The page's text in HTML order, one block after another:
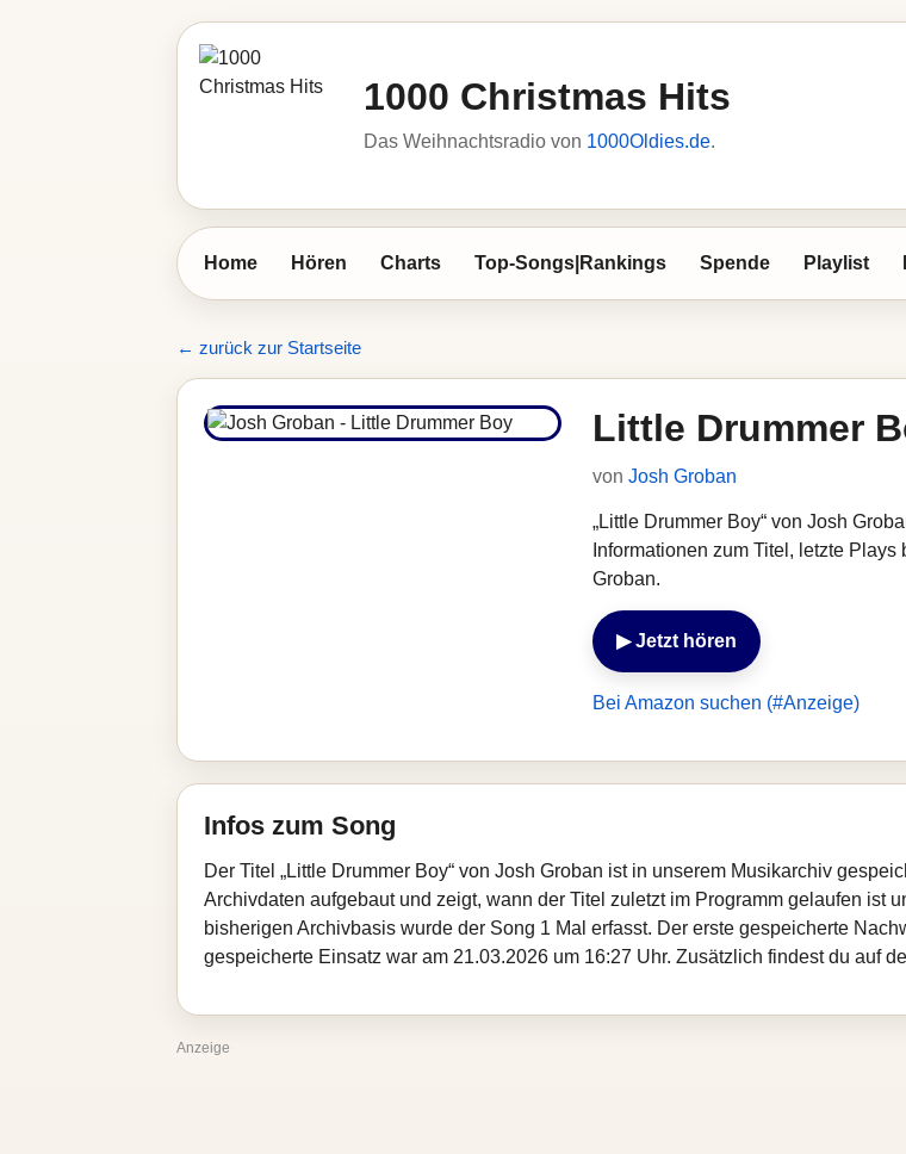
1000 Christmas Hits
Das Weihnachtsradio von 1000Oldies.de.
Home Hören Charts Top-Songs|Rankings Spende Playlist
← zurück zur Startseite
Little Drummer
von Josh Groban
„Little Drummer Boy“ von Josh
Informationen zum Titel, letzte
Groban.
▶ Jetzt hören
Bei Amazon suchen (#Anzeige)
Infos zum Song
Der Titel „Little Drummer Boy“ von Josh Groban ist in unserem Musikarchiv
Archivdaten aufgebaut und zeigt, wann der Titel zuletzt im Programm gelaufen ist
bisherigen Archivbasis wurde der Song 1 Mal erfasst. Der erste gespeicherte
gespeicherte Einsatz war am 21.03.2026 um 16:27 Uhr. Zusätzlich findest du auf
Anzeige